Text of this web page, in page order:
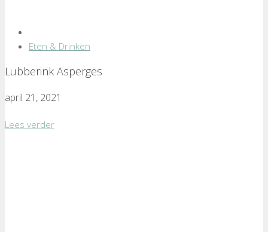
Eten & Drinken
Lubberink Asperges
april 21, 2021
Lees verder